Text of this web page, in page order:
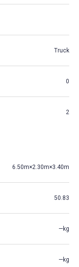
Truck
0
2
6.50m×2.30m×3.40m
50.83
—kg
—kg